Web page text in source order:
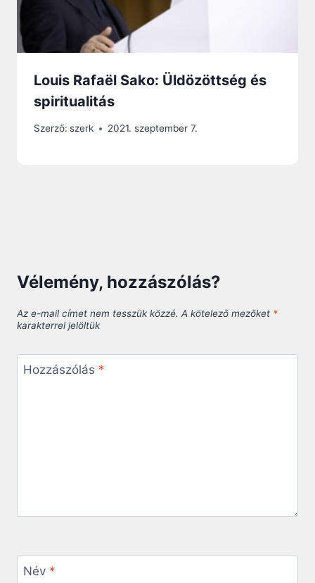
Louis Rafaël Sako: Üldözöttség és
spiritualitás
Szerző: szerk 2021. szeptember 7.
Vélemény, hozzászólás?
Az e-mail címet nem tesszük közzé. A kötelező mezőket *
karakterrel jelöltük
Hozzászólás *
Név *